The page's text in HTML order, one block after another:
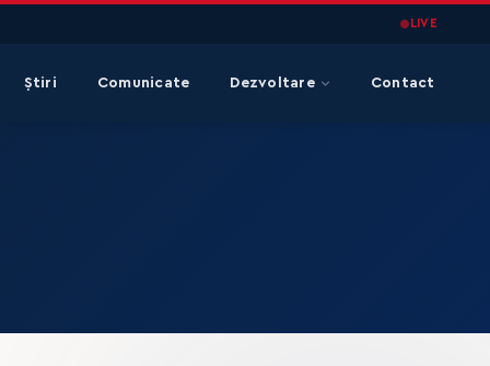
LIVE
Știri Comunicate Dezvoltare Contact